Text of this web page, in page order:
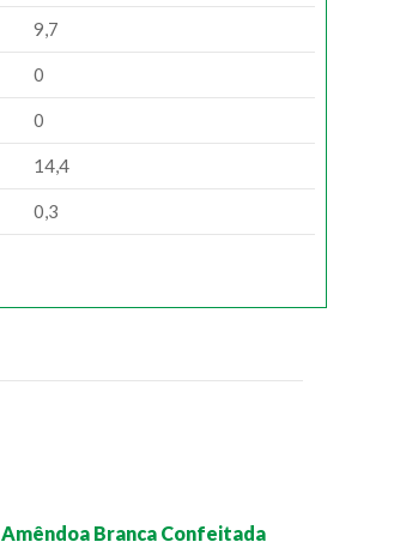
9,7
0
0
14,4
0,3
Amêndoa Branca Confeitada